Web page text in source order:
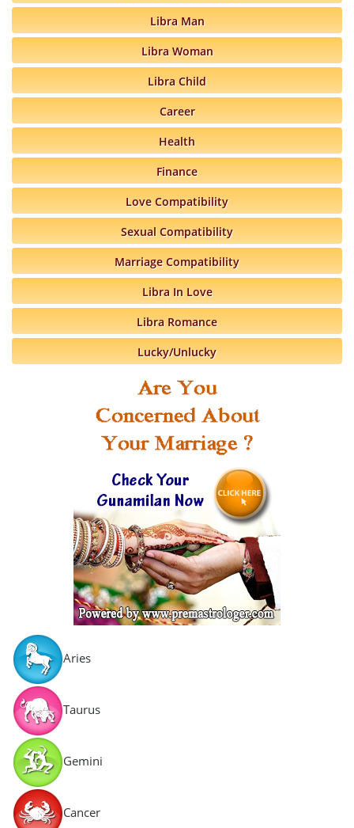
Aries
Taurus
Gemini
Cancer
Libra Man
Libra Woman
Libra Child
Career
Health
Finance
Love Compatibility
Sexual Compatibility
Marriage Compatibility
Libra In Love
Libra Romance
Lucky/Unlucky